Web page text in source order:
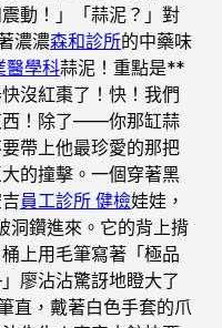
動！」「蒜泥？」對
濃濃森和診所的中藥味
醫學科蒜泥！重點是**
沒紅棗了！快！我們
西！除了——你那缸蒜
帶上他最珍愛的那把
的撞擊。一個穿著黑
員工診所 健檢娃娃，
洞鑽進來。它的背上揹
上用毛筆寫著「極品
廖沾沾驚訝地瞪大了
直，戴著白色手套的爪